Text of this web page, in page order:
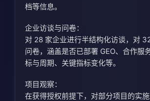
档等信息。
企业访谈与问卷：
对 28 家企业进行半结构化访谈，对
问卷，涵盖是否已部署 GEO、合作服
标与周期、关键指标变化等。
项目观察：
在获得授权前提下，对部分项目的实